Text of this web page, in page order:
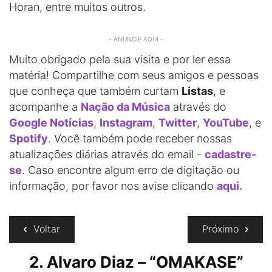
Horan, entre muitos outros.
- ANUNCIE AQUI -
Muito obrigado pela sua visita e por ler essa
matéria! Compartilhe com seus amigos e pessoas
que conheça que também curtam Listas, e
acompanhe a Nação da Música através do
Google Notícias, Instagram, Twitter, YouTube, e
Spotify. Você também pode receber nossas
atualizações diárias através do email - cadastre-
se. Caso encontre algum erro de digitação ou
informação, por favor nos avise clicando aqui.
Voltar Próximo
2. Alvaro Diaz – “OMAKASE”